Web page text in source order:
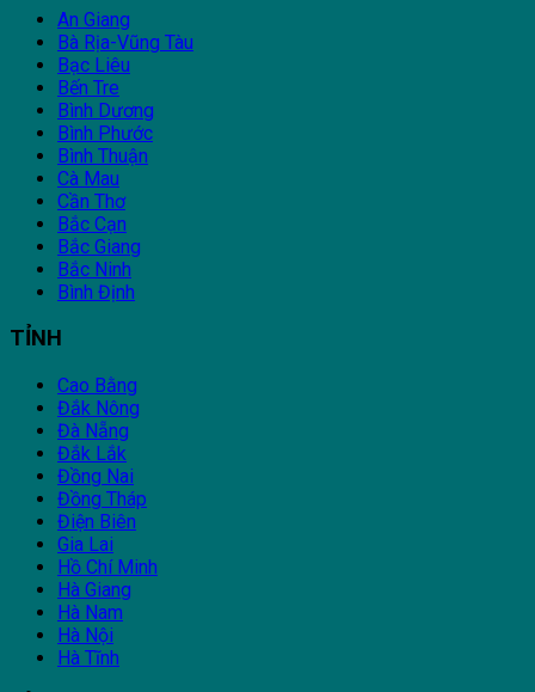
An Giang
Bà Rịa-Vũng Tàu
Bạc Liêu
Bến Tre
Bình Dương
Bình Phước
Bình Thuận
Cà Mau
Cần Thơ
Bắc Cạn
Bắc Giang
Bắc Ninh
Bình Định
TỈNH
Cao Bằng
Đắk Nông
Đà Nẵng
Đắk Lắk
Đồng Nai
Đồng Tháp
Điện Biên
Gia Lai
Hồ Chí Minh
Hà Giang
Hà Nam
Hà Nội
Hà Tĩnh